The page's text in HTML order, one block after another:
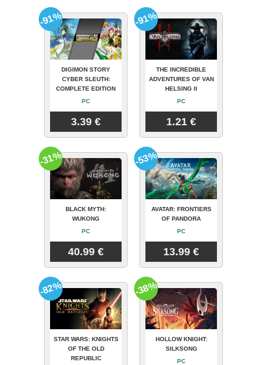
DIGIMON STORY
CYBER SLEUTH:
COMPLETE EDITION
PC
3.39 €
-91%
THE INCREDIBLE
ADVENTURES OF VAN
HELSING II
PC
1.21 €
-91%
BLACK MYTH:
WUKONG
PC
40.99 €
-31%
AVATAR: FRONTIERS
OF PANDORA
PC
13.99 €
-53%
STAR WARS: KNIGHTS
OF THE OLD
REPUBLIC
-82%
HOLLOW KNIGHT:
SILKSONG
PC
-38%